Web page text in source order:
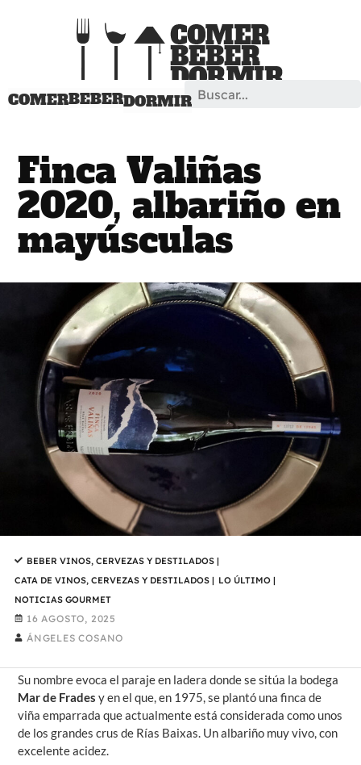
COMERBEBERDORMIR
Search
Finca Valiñas
2020, albariño en
mayúsculas
BEBER VINOS, CERVEZAS Y DESTILADOS|
CATA DE VINOS, CERVEZAS Y DESTILADOS| LO ÚLTIMO|
NOTICIAS GOURMET
16 AGOSTO, 2025
ÁNGELES COSANO
Su nombre evoca el paraje en ladera donde se sitúa la bodega
Mar de Fradesy en el que, en 1975, se plantó una finca de
viña emparrada que actualmente está considerada como unos
de los grandes crus de Rías Baixas. Un albariño muy vivo, con
excelente acidez.